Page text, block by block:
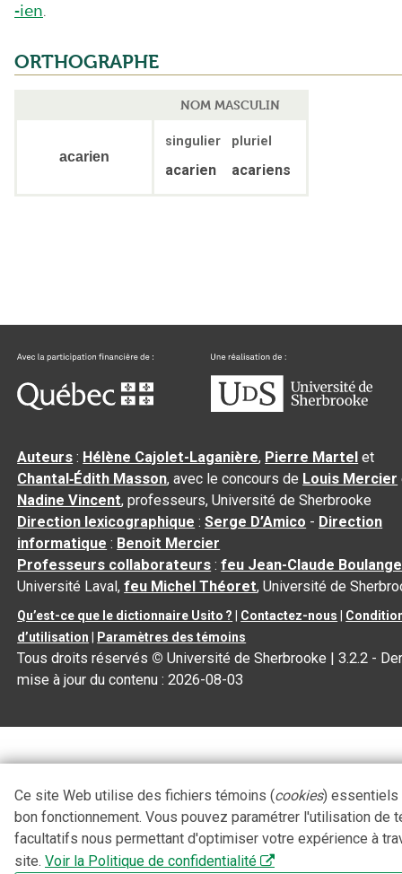
-ien.
ORTHOGRAPHE
NOM MASCULIN
acarien
singulier pluriel
acarien acariens
Auteurs : Hélène Cajolet-Laganière, Pierre Martel et
Chantal‑Édith Masson, avec le concours de Louis Mercier
Nadine Vincent, professeurs, Université de Sherbrooke
Direction lexicographique :Serge D’Amico - Direction
informatique : Benoit Mercier
Professeurs collaborateurs :feu Jean-Claude
Université Laval,feu Michel Théoret, Université de
Qu’est-ce que le dictionnaire Usito ? Contactez-nous
d’utilisation
Paramètres des témoins
Tous droits réservés © Université de Sherbrooke |3.2.2 -
mise à jour du contenu :2026-08-03
Ce site Web utilise des fichiers témoins (cookies) essentiels
bon fonctionnement. Vous pouvez paramétrer l'utilisation de
facultatifs nous permettant d'optimiser votre expérience à
site. Voir la Politique de confidentialité